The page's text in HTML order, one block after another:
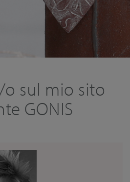
sul mio sito
GONIS